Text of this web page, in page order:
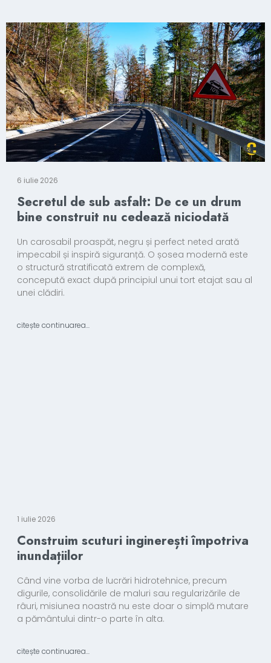
6 iulie 2026
Secretul de sub asfalt: De ce un drum
bine construit nu cedează niciodată
Un carosabil proaspăt, negru și perfect neted arată
impecabil și inspiră siguranță. O șosea modernă este
o structură stratificată extrem de complexă,
concepută exact după principiul unui tort etajat sau al
unei clădiri.
citește continuarea...
1 iulie 2026
Construim scuturi inginerești împotriva
inundațiilor
Când vine vorba de lucrări hidrotehnice, precum
digurile, consolidările de maluri sau regularizările de
râuri, misiunea noastră nu este doar o simplă mutare
a pământului dintr-o parte în alta.
citește continuarea...